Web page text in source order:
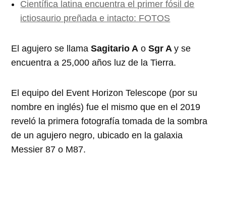
Científica latina encuentra el primer fósil de
ictiosaurio preñada e intacto: FOTOS
El agujero se llama Sagitario A oSgr Ay se
encuentra a 25,000 años luz de la Tierra.
El equipo del Event Horizon Telescope (por su
nombre en inglés) fue el mismo que en el 2019
reveló la primera fotografía tomada de la sombra
de un agujero negro, ubicado en la galaxia
Messier 87 o M87.